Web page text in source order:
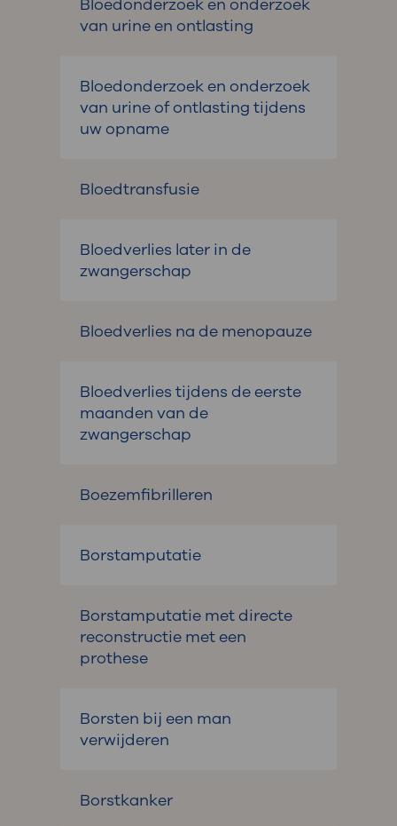
Bloedonderzoek en onderzoek
van urine en ontlasting
Bloedonderzoek en onderzoek
van urine of ontlasting tijdens
uw opname
Bloedtransfusie
Bloedverlies later in de
zwangerschap
Bloedverlies na de menopauze
Bloedverlies tijdens de eerste
maanden van de
zwangerschap
Boezemfibrilleren
Borstamputatie
Borstamputatie met directe
reconstructie met een
prothese
Borsten bij een man
verwijderen
Borstkanker